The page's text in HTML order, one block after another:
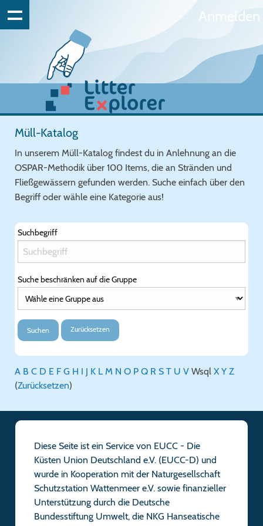
Anmelden
Müll-Katalog
In unserem Müll-Katalog findest du in Anlehnung an die
OSPAR-Methodik über 100 Items, die an Stränden und
Fließgewässern gefunden werden. Suche einfach über den
Begriff oder wähle eine Kategorie aus!
Suchbegriff
Suche beschränken auf die Gruppe
Suchen Zurücksetzen
A B C D E F G H I J K L M N O P Q R S T U V Wsql XY Z
(Zurücksetzen)
Diese Seite ist ein Service von EUCC - Die
Küsten Union Deutschland e.V. (EUCC-D) und
wurde in Kooperation mit der Naturgesellschaft
Schutzstation Wattenmeer e.V. sowie finanzieller
Unterstützung durch die Deutsche
Bundesstiftung Umwelt, die NKG Hanseatische